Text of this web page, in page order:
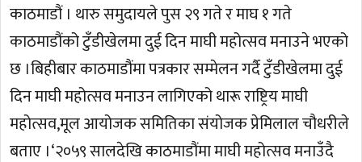
काठमाडौं । थारु समुदायले पुस २९ गते र माघ १ गते
काठमाडौंको टुँडीखेलमा दुई दिन माघी महोत्सव मनाउने भएको
छ ।बिहीबार काठमाडौंमा पत्रकार सम्मेलन गर्दै टुँडीखेलमा दुई
दिन माघी महोत्सव मनाउन लागिएको थारू राष्ट्रिय माघी
महोत्सव,मूल आयोजक समितिका संयोजक प्रेमिलाल चौधरीले
बताए ।‘२०५९ सालदेखि काठमाडौंमा माघी महोत्सव मनाउँदै